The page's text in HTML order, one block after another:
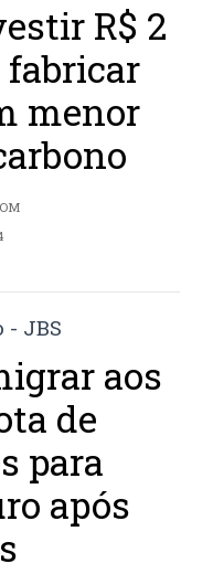
R$ 2
menor
aos
de
para
após